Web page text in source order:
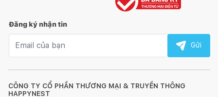
CÔNG TY CỔ PHẦN THƯƠNG MẠI & TRUYỀN THÔNG
HAPPYNEST
Đăng ký nhận tin
Gửi